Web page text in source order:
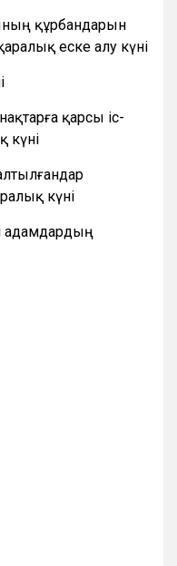
құрбандарын
еске алу күні
қарсы іс-
күні
күні
адамдардың